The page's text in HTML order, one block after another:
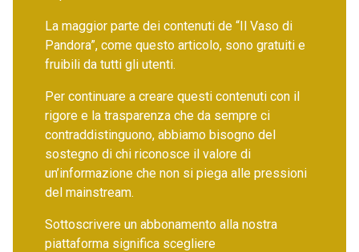
La maggior parte dei contenuti de “Il Vaso di
Pandora”, come questo articolo, sono gratuiti e
fruibili da tutti gli utenti.
Per continuare a creare questi contenuti con il
rigore e la trasparenza che da sempre ci
contraddistinguono, abbiamo bisogno del
sostegno di chi riconosce il valore di
un’informazione che non si piega alle pressioni
del mainstream.
Sottoscrivere un abbonamento alla nostra
piattaforma significa scegliere